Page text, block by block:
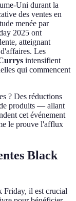
Uni durant la
des ventes en
menée par
2025 ont
atteignant
Les
intensifient
qui commencent
? Des réductions
produits — allant
cet événement
le prouve l'afflux
Black
Friday, il est crucial